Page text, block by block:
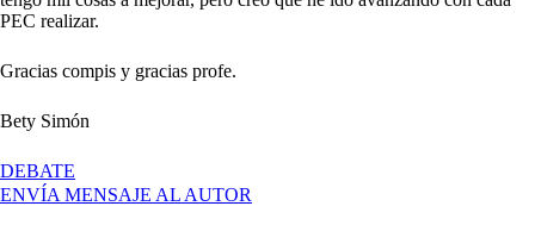
PEC realizar.
Gracias compis y gracias profe.
Bety Simón
DEBATE
MANUAL
ENVÍA MENSAJE AL AUTOR